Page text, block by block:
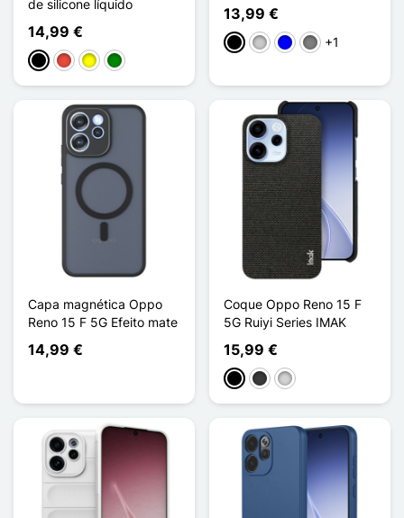
de silicone líquido
14,99 €
PretoVermelho
Amarelo
Verde
13,99 €
PretoTransparente
AzulGris Transparent
+1
Capa magnética Oppo
Reno 15 F 5G Efeito mate
14,99 €
Coque Oppo Reno 15 F
5G Ruiyi Series IMAK
15,99 €
PretoCinzento escuro
Gris clair